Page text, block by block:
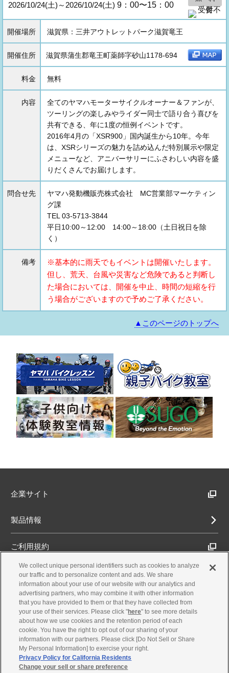
2026/10/24(土)～2026/10/24(土) 9：00〜15：00
開催場所 滋賀県：三井アウトレットパーク滋賀竜王
開催住所 滋賀県蒲生郡竜王町薬師字砂山1178-694
料金 無料
内容
全てのヤマハモーターサイクルオーナー＆ファンが、
ツーリングの楽しみやライダー同士で語り合う喜びを
共有できる、年に1度の恒例イベントです。
2016年4月の「XSR900」国内誕生から10年。今年
は、XSRシリーズの魅力を詰め込んだ特別展示や限定
メニューなど、アニバーサリーにふさわしい内容を盛
りだくさんでお届けします。
問合せ先
ヤマハ発動機販売株式会社 MC営業部マーケティン
グ課
TEL 03-5713-3844
平日10:00～12:00 14:00～18:00（土日祝日を除
く）
備考
※基本的に雨天でもイベントは開催いたします。
但し、荒天、台風や災害など危険であると判断し
た場合においては、開催を中止、時間の短縮を行
う場合がございますので予めご了承ください。
▲このページのトップへ
企業サイト
製品情報
ご利用規約
推奨環境
プライバシーポリシー
Cookieポリシー
お問合せ・製品サポート
We collect unique personal identifiers such as cookies to analyze
our traffic and to personalize content and ads. We share
information about your use of our website with our analytics and
advertising partners, who may combine it with other information
that you have provided to them or that they have collected from
your use of their services. Please click "here" to see more details
about how we use cookies and the retention period of each
cookie. You have the right to opt out of our sharing of your
information with our partners. Please click [Do Not Sell or Share
My Personal Information] to exercise your right.
Privacy Policy for California Residents
Change your sell or share preference